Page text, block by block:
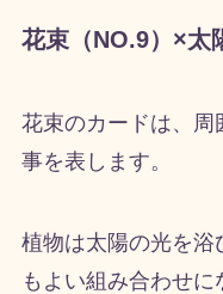
花束（NO.9）×太
花束のカードは、
事を表します。
植物は太陽の光を浴
もよい組み合わせに